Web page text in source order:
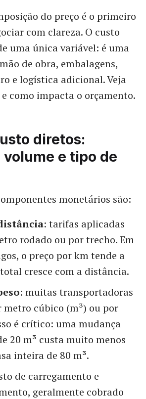
do preço é o primeiro
com clareza. O custo
uma única variável: é uma
de obra, embalagens,
e logística adicional. Veja
como impacta o orçamento.
diretos:
e tipo de
monetários são:
: tarifas aplicadas
rodado ou por trecho. Em
o preço por km tende a
cresce com a distância.
: muitas transportadoras
metro cúbico (m³) ou por
é crítico: uma mudança
20 m³ custa muito menos
inteira de 80 m³.
de carregamento e
geralmente cobrado